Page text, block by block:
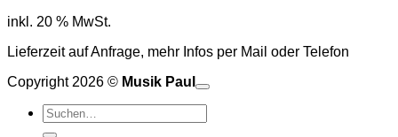
inkl. 20 % MwSt.
Lieferzeit auf Anfrage, mehr Infos per Mail oder Telefon
Copyright 2026 © Musik Paul
Suchen
nach: